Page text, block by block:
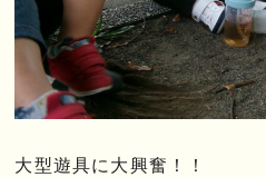
大型遊具に大興奮！！